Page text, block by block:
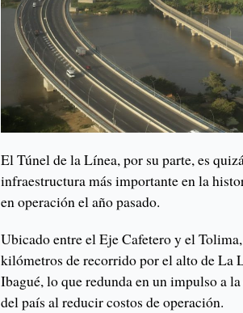
El Túnel de la Línea, por su parte, es
infraestructura más importante en la
en operación el año pasado.
Ubicado entre el Eje Cafetero y el
kilómetros de recorrido por el alto de La
Ibagué, lo que redunda en un impulso a
del país al reducir costos de operación.